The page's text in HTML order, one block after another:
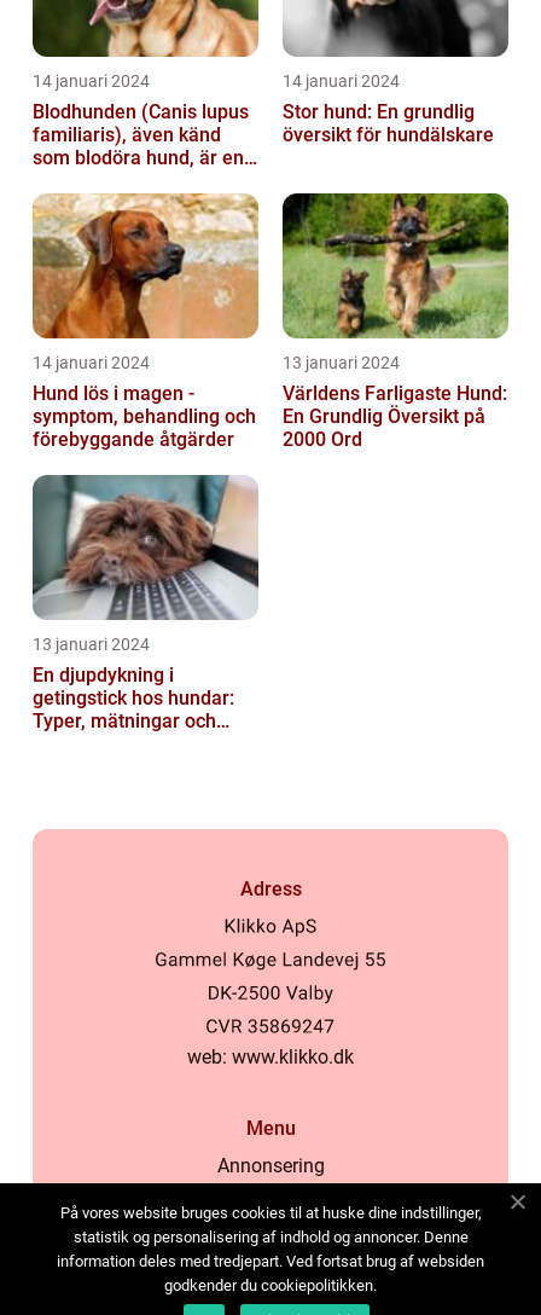
14 januari 2024
Blodhunden (Canis lupus
familiaris), även känd
som blodöra hund, är en
kara...
14 januari 2024
Stor hund: En grundlig
översikt för hundälskare
14 januari 2024
Hund lös i magen -
symptom, behandling och
förebyggande åtgärder
13 januari 2024
Världens Farligaste Hund:
En Grundlig Översikt på
2000 Ord
13 januari 2024
En djupdykning i
getingstick hos hundar:
Typer, mätningar och
Adress
web: www.klikko.dk
Menu
Annonsering
Cookies
Kontakta oss
Sitemap
På vores website bruges cookies til at huske dine indstillinger,
statistik og personalisering af indhold og annoncer. Denne
information deles med tredjepart. Ved fortsat brug af websiden
godkender du cookiepolitikken.